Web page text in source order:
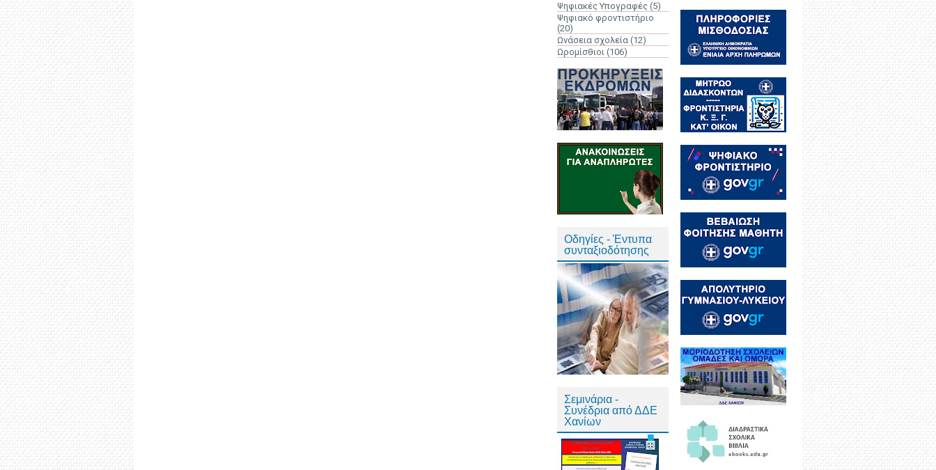
Ψηφιακές Υπογραφές (5)
Ψηφιακό φροντιστήριο
(20)
Ωνάσεια σχολεία (12)
Ωρομίσθιοι (106)
Οδηγίες - Έντυπα
συνταξιοδότησης
Σεμινάρια -
Συνέδρια από ΔΔΕ
Χανίων